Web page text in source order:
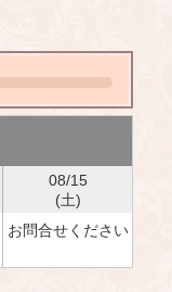
08/15
(土)
お問合せください